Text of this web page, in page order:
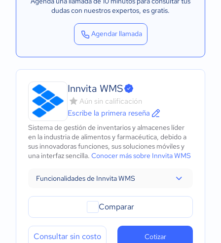
dudas con nuestros expertos, es gratis.
Agendar llamada
Innvita WMS
Aún sin calificación
Escribe la primera reseña
Sistema de gestión de inventarios y almacenes líder
en la industria de alimentos y farmacéutica, debido a
sus innovadoras funciones, sus soluciones móviles y
una interfaz sencilla. Conocer más sobre Innvita WMS
Funcionalidades de Innvita WMS
Comparar
Consultar sin costo Cotizar